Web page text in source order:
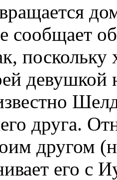
сообщает
поскольку
девушкой
друга.
другом
его с